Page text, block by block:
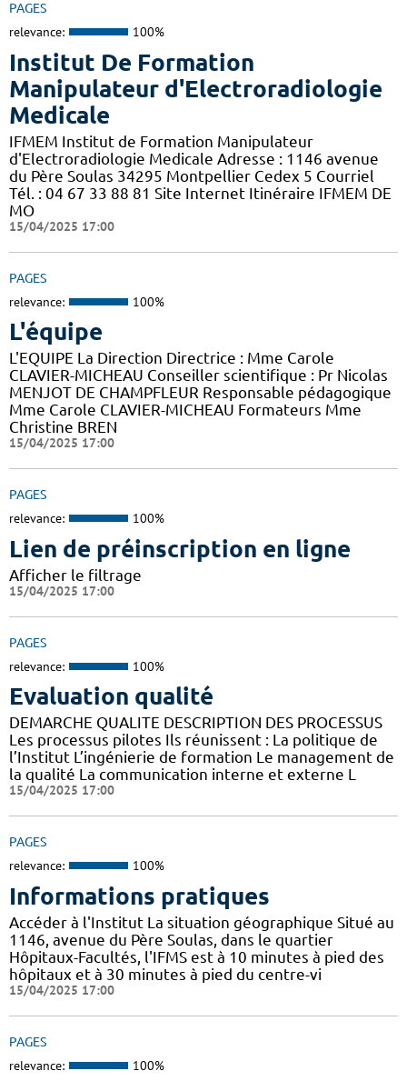
PAGES
relevance: 100%
Institut De Formation
Manipulateur d'Electroradiologie
Medicale
IFMEM Institut de Formation Manipulateur
d'Electroradiologie Medicale Adresse : 1146 avenue
du Père Soulas 34295 Montpellier Cedex 5 Courriel
Tél. : 04 67 33 88 81 Site Internet Itinéraire IFMEM DE
MO
15/04/2025 17:00
PAGES
relevance: 100%
L'équipe
L'EQUIPE La Direction Directrice : Mme Carole
CLAVIER-MICHEAU Conseiller scientifique : Pr Nicolas
MENJOT DE CHAMPFLEUR Responsable pédagogique
Mme Carole CLAVIER-MICHEAU Formateurs Mme
Christine BREN
15/04/2025 17:00
PAGES
relevance: 100%
Lien de préinscription en ligne
Afficher le filtrage
15/04/2025 17:00
PAGES
relevance: 100%
Evaluation qualité
DEMARCHE QUALITE DESCRIPTION DES PROCESSUS
Les processus pilotes Ils réunissent : La politique de
l’Institut L’ingénierie de formation Le management de
la qualité La communication interne et externe L
15/04/2025 17:00
PAGES
relevance: 100%
Informations pratiques
Accéder à l'Institut La situation géographique Situé au
1146, avenue du Père Soulas, dans le quartier
Hôpitaux-Facultés, l'IFMS est à 10 minutes à pied des
hôpitaux et à 30 minutes à pied du centre-vi
15/04/2025 17:00
PAGES
relevance: 100%